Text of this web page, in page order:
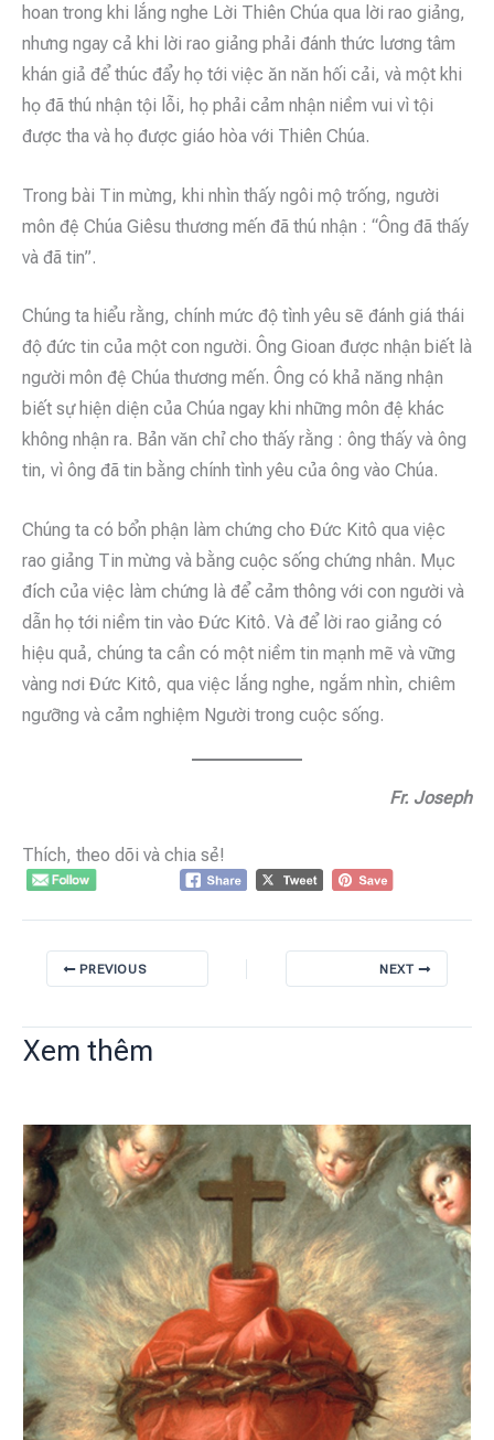
hoan trong khi lắng nghe Lời Thiên Chúa qua lời rao giảng,
nhưng ngay cả khi lời rao giảng phải đánh thức lương tâm
khán giả để thúc đẩy họ tới việc ăn năn hối cải, và một khi
họ đã thú nhận tội lỗi, họ phải cảm nhận niềm vui vì tội
được tha và họ được giáo hòa với Thiên Chúa.
Trong bài Tin mừng, khi nhìn thấy ngôi mộ trống, người
môn đệ Chúa Giêsu thương mến đã thú nhận : “Ông đã thấy
và đã tin”.
Chúng ta hiểu rằng, chính mức độ tình yêu sẽ đánh giá thái
độ đức tin của một con người. Ông Gioan được nhận biết là
người môn đệ Chúa thương mến. Ông có khả năng nhận
biết sự hiện diện của Chúa ngay khi những môn đệ khác
không nhận ra. Bản văn chỉ cho thấy rằng : ông thấy và ông
tin, vì ông đã tin bằng chính tình yêu của ông vào Chúa.
Chúng ta có bổn phận làm chứng cho Đức Kitô qua việc
rao giảng Tin mừng và bằng cuộc sống chứng nhân. Mục
đích của việc làm chứng là để cảm thông với con người và
dẫn họ tới niềm tin vào Đức Kitô. Và để lời rao giảng có
hiệu quả, chúng ta cần có một niềm tin mạnh mẽ và vững
vàng nơi Đức Kitô, qua việc lắng nghe, ngắm nhìn, chiêm
ngưỡng và cảm nghiệm Người trong cuộc sống.
Fr. Joseph
Thích, theo dõi và chia sẻ!
PREVIOUS NEXT
Xem thêm